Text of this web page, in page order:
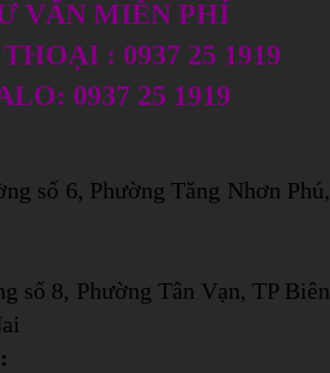
VẤN MIỄN PHÍ
: 0937 25 1919
0937 25 1919
số 6, Phường Tăng Nhơn Phú,
số 8, Phường Tân Vạn, TP Biên